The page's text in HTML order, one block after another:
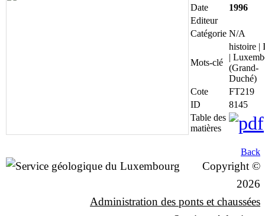
Date
1996
Editeur
Catégorie N/A
Mots-clé
histoire |
|
(Grand-
Duché)
Cote
FT219
ID
8145
Table des
matières
Back
Copyright ©
2026
Administration des ponts et chaussées